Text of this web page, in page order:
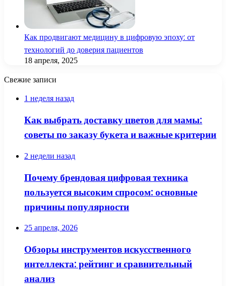
Как продвигают медицину в цифровую эпоху: от
технологий до доверия пациентов
18 апреля, 2025
Свежие записи
1 неделя назад
Как выбрать доставку цветов для мамы:
советы по заказу букета и важные критерии
2 недели назад
Почему брендовая цифровая техника
пользуется высоким спросом: основные
причины популярности
25 апреля, 2026
Обзоры инструментов искусственного
интеллекта: рейтинг и сравнительный
анализ